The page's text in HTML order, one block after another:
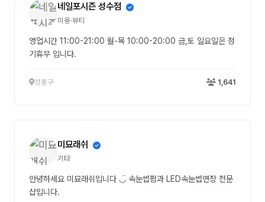
네일포시즌 성수점
미용·뷰티
영업시간 11:00-21:00 월-목 10:00-20:00 금,토 일요일은 정
기휴무 입니다.
성동구 1,641
미묘래쉬
기타
안녕하세요 미묘래쉬입니다 ◡̈ 속눈썹펌과 LED속눈썹연장 전문
샵입니다.